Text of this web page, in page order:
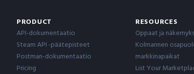
PRODUCT
API-dokumentaatio
Steam API -päätepisteet
Postman-dokumentaatio
Pricing
RESOURCES
Oppaat ja
Kolmannen
markkinapaikat
List Your